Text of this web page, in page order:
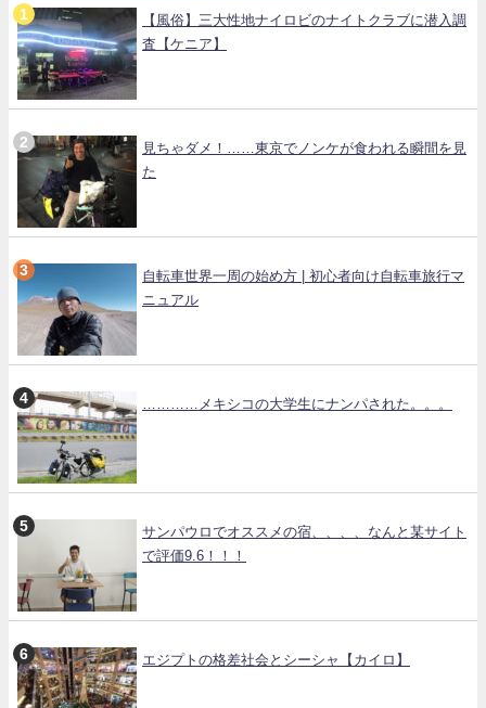
【風俗】三大性地ナイロビのナイトクラブに潜入調
査【ケニア】
見ちゃダメ！……東京でノンケが食われる瞬間を見
た
自転車世界一周の始め方 | 初心者向け自転車旅行マ
ニュアル
…………メキシコの大学生にナンパされた。。。
サンパウロでオススメの宿、、、、なんと某サイト
で評価9.6！！！
エジプトの格差社会とシーシャ【カイロ】